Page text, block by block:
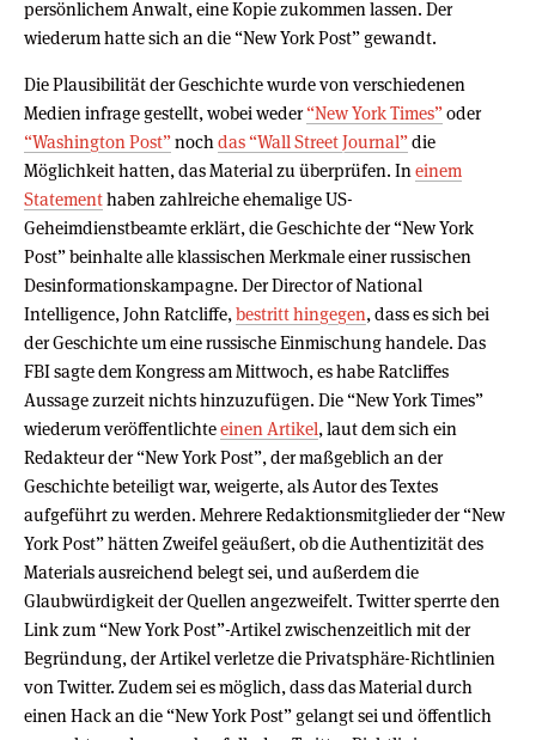
persönlichem Anwalt, eine Kopie zukommen lassen. Der
wiederum hatte sich an die “New York Post” gewandt.
Die Plausibilität der Geschichte wurde von verschiedenen
Medien infrage gestellt, wobei weder“New York Times”oder
“Washington Post”nochdas “Wall Street Journal”die
Möglichkeit hatten, das Material zu überprüfen. Ineinem
Statementhaben zahlreiche ehemalige US-
Geheimdienstbeamte erklärt, die Geschichte der “New York
Post” beinhalte alle klassischen Merkmale einer russischen
Desinformationskampagne. Der Director of National
Intelligence, John Ratcliffe,bestritt hingegen, dass es sich bei
der Geschichte um eine russische Einmischung handele. Das
FBI sagte dem Kongress am Mittwoch, es habe Ratcliffes
Aussage zurzeit nichts hinzuzufügen. Die “New York Times”
wiederum veröffentlichteeinen Artikel, laut dem sich ein
Redakteur der “New York Post”, der maßgeblich an der
Geschichte beteiligt war, weigerte, als Autor des Textes
aufgeführt zu werden. Mehrere Redaktionsmitglieder der “New
York Post” hätten Zweifel geäußert, ob die Authentizität des
Materials ausreichend belegt sei, und außerdem die
Glaubwürdigkeit der Quellen angezweifelt. Twitter sperrte den
Link zum “New York Post”-Artikel zwischenzeitlich mit der
Begründung, der Artikel verletze die Privatsphäre-Richtlinien
von Twitter. Zudem sei es möglich, dass das Material durch
einen Hack an die “New York Post” gelangt sei und öffentlich